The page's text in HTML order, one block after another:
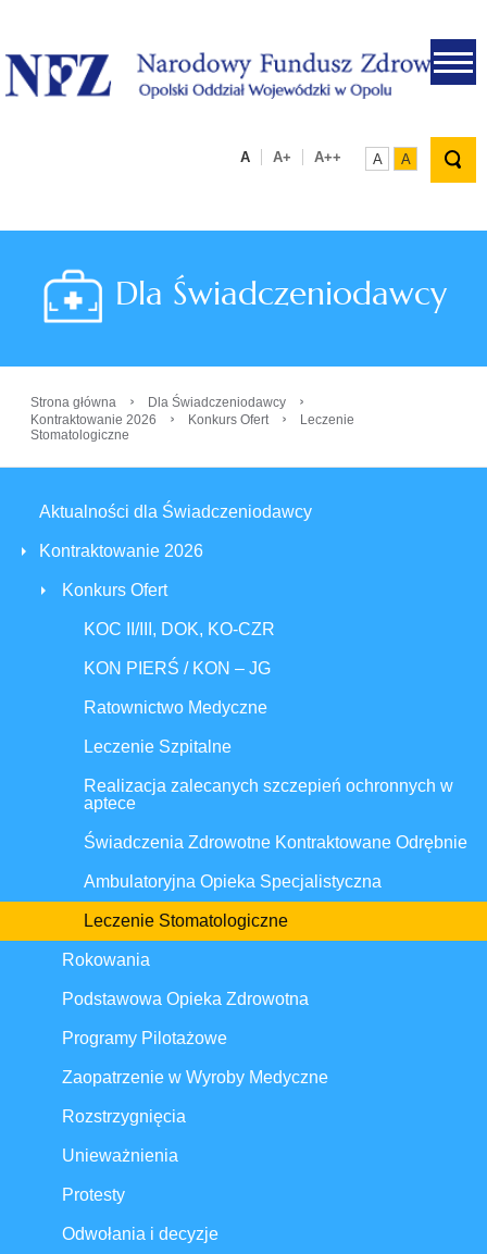
.
A A+ A++ A A
Dla Świadczeniodawcy
Strona główna › Dla Świadczeniodawcy ›
Kontraktowanie 2026 › Konkurs Ofert ›
Leczenie
Stomatologiczne
Aktualności dla Świadczeniodawcy
Kontraktowanie 2026
Konkurs Ofert
KOC II/III, DOK, KO-CZR
KON PIERŚ / KON – JG
Ratownictwo Medyczne
Leczenie Szpitalne
Realizacja zalecanych szczepień ochronnych w
aptece
Świadczenia Zdrowotne Kontraktowane Odrębnie
Ambulatoryjna Opieka Specjalistyczna
Leczenie Stomatologiczne
Rokowania
Podstawowa Opieka Zdrowotna
Programy Pilotażowe
Zaopatrzenie w Wyroby Medyczne
Rozstrzygnięcia
Unieważnienia
Protesty
Odwołania i decyzje